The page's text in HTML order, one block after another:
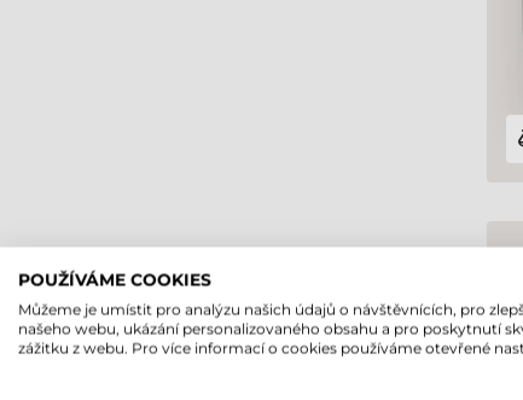
POUŽÍVÁME COOKIES
Můžeme je umístit pro analýzu našich údajů o návštěvnících, pro
našeho webu, ukázání personalizovaného obsahu a pro poskytnutí
zážitku z webu. Pro více informací o cookies používáme otevřené